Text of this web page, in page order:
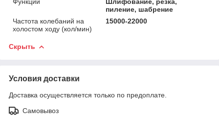
пиление, шабрение
Частота колебаний на
холостом ходу (кол/мин)
15000-22000
Скрыть
Условия доставки
Доставка осуществляется только по предоплате.
Самовывоз